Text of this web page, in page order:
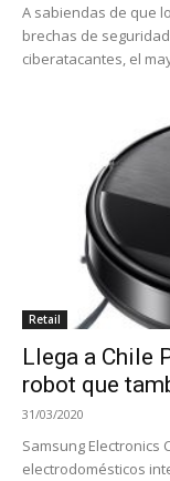
A sabiendas de que
brechas de
ciberatacantes, el
Retail
Llega a Chile
robot que
31/03/2020
Samsung Electronics
electrodomésticos